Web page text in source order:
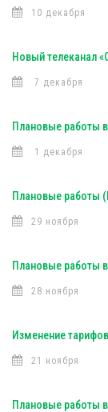
10 декабря
Новый телеканал
7 декабря
Плановые работы
1 декабря
Плановые работы
29 ноября
Плановые работы
28 ноября
Изменение
21 ноября
Плановые работы